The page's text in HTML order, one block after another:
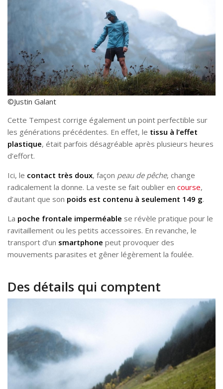
©Justin Galant
Cette Tempest corrige également un point perfectible sur
les générations précédentes. En effet, le tissu à l’effet
plastique, était parfois désagréable après plusieurs heures
d’effort.
Ici, le contact très doux, façon peau de pêche, change
radicalement la donne. La veste se fait oublier en course,
d’autant que son poids est contenu à seulement 149 g.
La poche frontale imperméable se révèle pratique pour le
ravitaillement ou les petits accessoires. En revanche, le
transport d’un smartphone peut provoquer des
mouvements parasites et gêner légèrement la foulée.
Des détails qui comptent